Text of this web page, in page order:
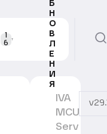
1
6
Б
Н
О
В
Л
Е
Н
И
Я
IVA
MCU
Serv